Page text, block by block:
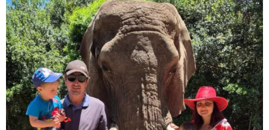
ჯარისკაცი, რომელიც 29 წელი
იბრძოდა, რადგან ომის
დამთავრების არ სჯეროდა...
მეცნიერება